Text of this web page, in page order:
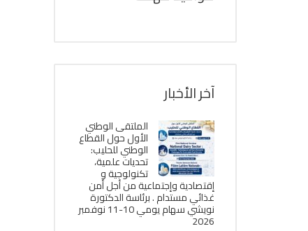
آخر الأخبار
الملتقى الوطني
الأول حول القطاع
الوطني للحليب:
تحديات علمية،
تكنولوجية و
إقتصادية وإجتماعية من أجل أمن
غذائي مستدام . برئاسة الدكتورة
نويشي سهام يومي 10-11 نوفمبر
2026